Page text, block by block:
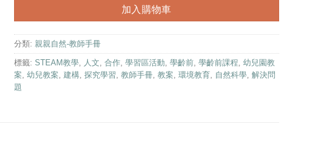
小
班
中
班
大
幼
兒
自
然
科
普
加入購物車
分類: 親親自然-教師手冊
標籤: STEAM教學, 人文 合作, 學習區活動 學齡前, 學齡前課程 幼兒園教
案 幼兒教案 建構, 探究學習 教師手冊, 教案 環境教育, 自然科學, 解決問
題